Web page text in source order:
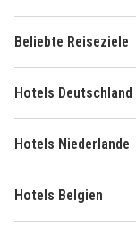
Beliebte Reiseziele
Hotels Deutschland
Hotels Niederlande
Hotels Belgien